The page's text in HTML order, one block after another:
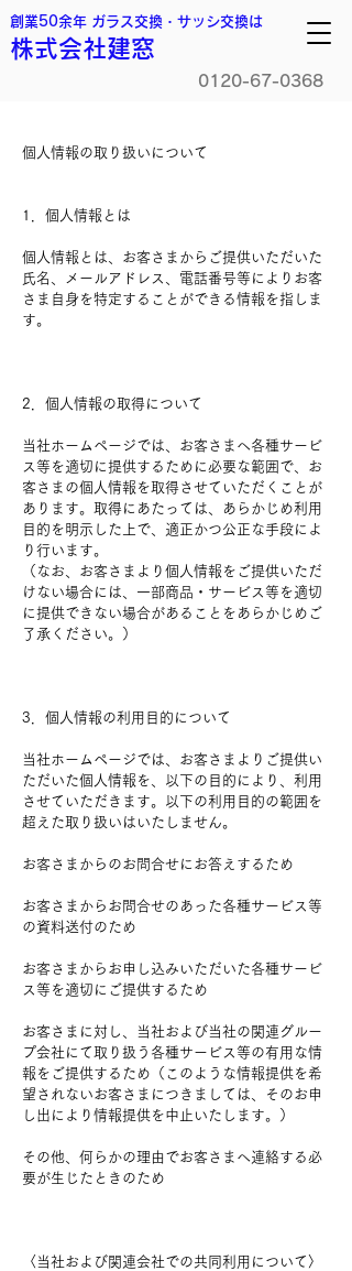
創業50余年 ガラス交換・サッシ交換は
株式会社建窓
0120-67-0368
個人情報の取り扱いについて
1．個人情報とは
個人情報とは、お客さまからご提供いただいた
氏名、メールアドレス、電話番号等によりお客
さま自身を特定することができる情報を指しま
す。
2．個人情報の取得について
当社ホームページでは、お客さまへ各種サービ
ス等を適切に提供するために必要な範囲で、お
客さまの個人情報を取得させていただくことが
あります。取得にあたっては、あらかじめ利用
目的を明示した上で、適正かつ公正な手段によ
り行います。
（なお、お客さまより個人情報をご提供いただ
けない場合には、一部商品・サービス等を適切
に提供できない場合があることをあらかじめご
了承ください。）
3．個人情報の利用目的について
当社ホームページでは、お客さまよりご提供い
ただいた個人情報を、以下の目的により、利用
させていただきます。以下の利用目的の範囲を
超えた取り扱いはいたしません。
お客さまからのお問合せにお答えするため
お客さまからお問合せのあった各種サービス等
の資料送付のため
お客さまからお申し込みいただいた各種サービ
ス等を適切にご提供するため
お客さまに対し、当社および当社の関連グルー
プ会社にて取り扱う各種サービス等の有用な情
報をご提供するため（このような情報提供を希
望されないお客さまにつきましては、そのお申
し出により情報提供を中止いたします。）
その他、何らかの理由でお客さまへ連絡する必
要が生じたときのため
〈当社および関連会社での共同利用について〉